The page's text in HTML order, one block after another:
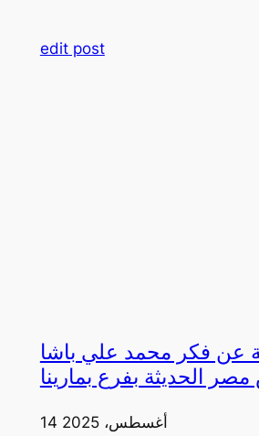
edit post
عن فكر محمد علي باشا
الحديثة بفرع بمارينا
14 أغسطس، 2025